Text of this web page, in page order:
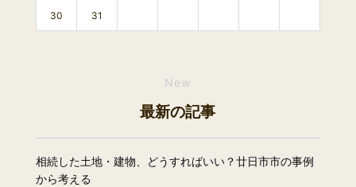
30 31
New
最新の記事
相続した土地・建物、どうすればいい？廿日市市の事例
から考える